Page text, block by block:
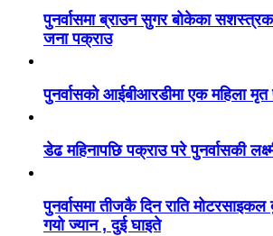
पुनर्वासमा ब्राउन सुगर बोकेका
जना पक्राउ
पुनर्वासको आईबीआरडीमा एक महिला
डेढ महिनापछि पक्राउ परे पुनर्वासकी
पुनर्वासमा तीजकै दिन राति
गयो ज्यान , दुई घाइते